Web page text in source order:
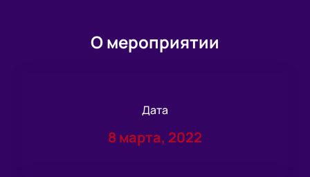
О мероприятии
Дата
8 марта, 2022